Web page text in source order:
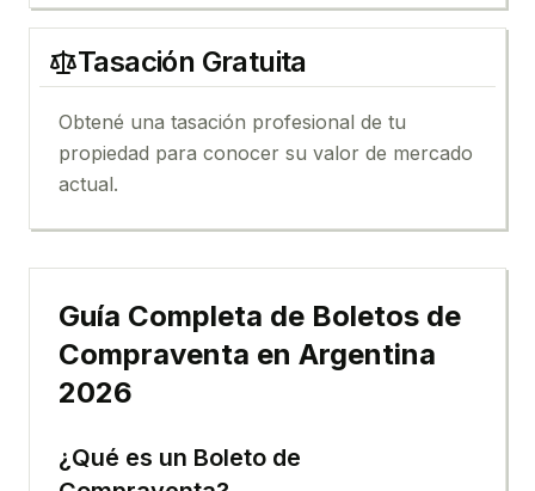
Tasación Gratuita
Obtené una tasación profesional de tu
propiedad para conocer su valor de mercado
actual.
Guía Completa de Boletos de
Compraventa en Argentina
2026
¿Qué es un Boleto de